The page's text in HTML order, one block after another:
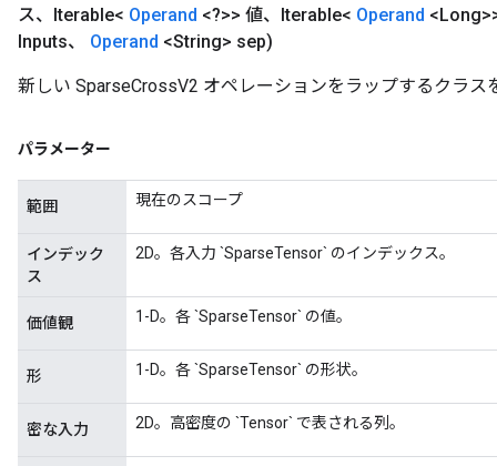
ス、Iterable< Operand <?>> 値、Iterable< Operand
Inputs、 Operand <String> sep)
新しい SparseCrossV2 オペレーションをラップするクラ
パラメーター
範囲 現在のスコープ
インデック
ス
2D。各入力 `SparseTensor` のインデックス。
価値観 1-D。各 `SparseTensor` の値。
形 1-D。各 `SparseTensor` の形状。
密な入力 2D。高密度の `Tensor` で表される列。